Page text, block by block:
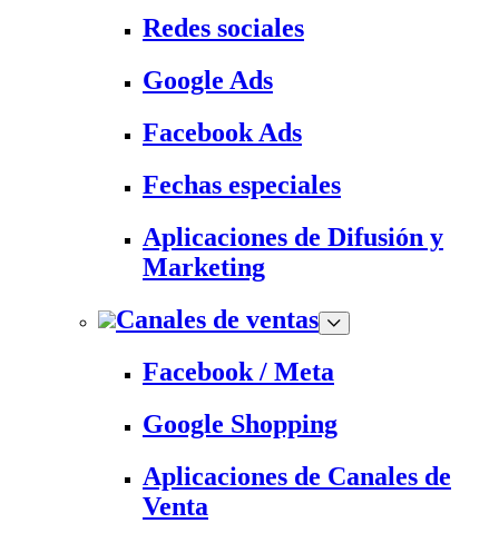
Redes sociales
Google Ads
Facebook Ads
Fechas especiales
Aplicaciones de Difusión y
Marketing
Canales de ventas
Facebook / Meta
Google Shopping
Aplicaciones de Canales de
Venta